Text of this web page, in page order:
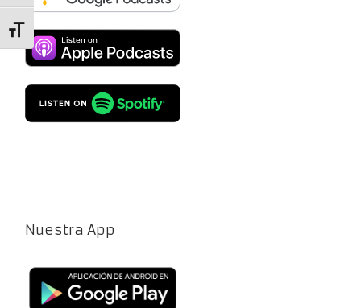
Alternar tamaño de letra
Nuestra App